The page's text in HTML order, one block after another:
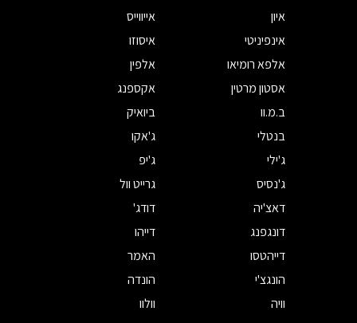
איון
אייווייס
אינפיניטי
איסוזו
אלפא רומיאו
אלפין
אסטון מרטין
אקספנג
ב.מ.וו
ביואיק
בנטלי
ג'אקו
ג'ילי
ג'יפ
ג'נסיס
גרייט וול
דאצ'יה
דודג'
דונגפנג
דייהו
דייהטסו
האמר
הונגצ'י
הונדה
וויה
וולוו